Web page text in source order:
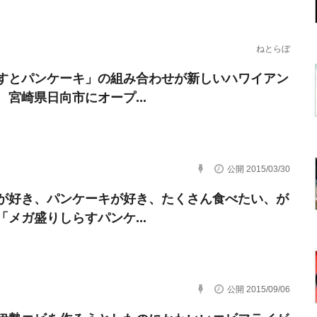
ねとらぼ
とパンケーキ」の組み合わせが新しいハワイアン
宮崎県日向市にオープ...
公開 2015/03/30
好き、パンケーキが好き、たくさん食べたい、が
メガ盛りしらすパンケ...
公開 2015/09/06